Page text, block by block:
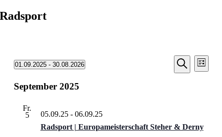
Radsport
Veranstaltungen
Suche
Suche
Liste
01.09.2025 - 30.08.2026
wählen.
September 2025
Fr.
5
Radsport | Europameisterschaft Steher & Derny
05.09.25- 06.09.25